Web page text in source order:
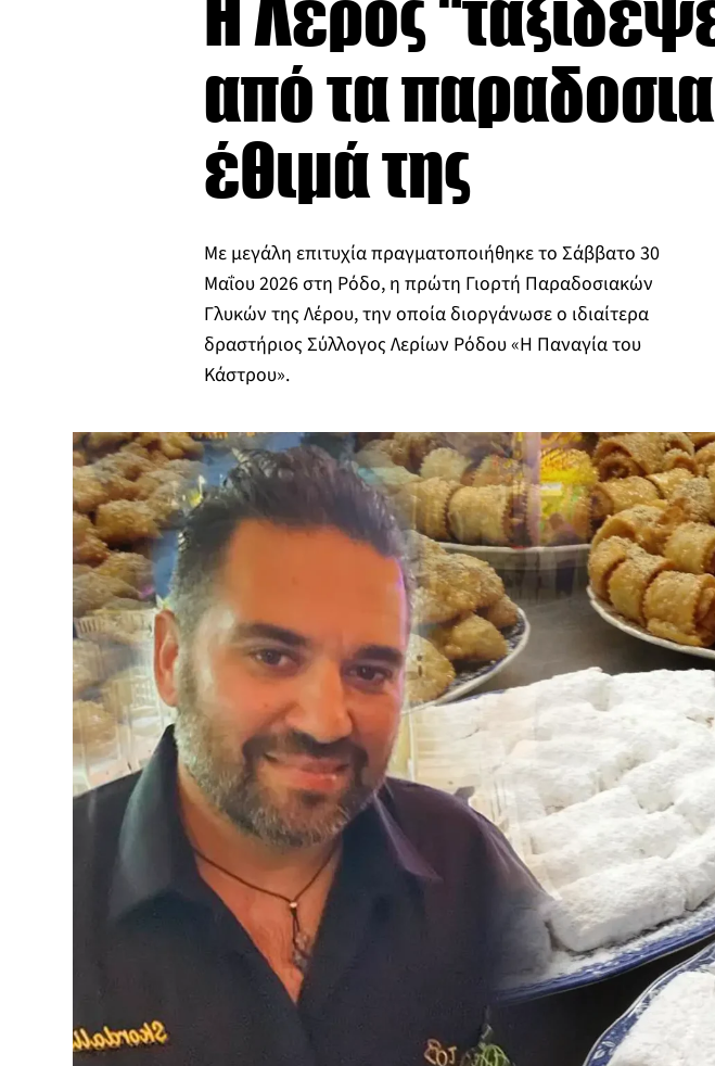
από τα
έθιμά της
Με μεγάλη επιτυχία πραγματοποιήθηκε το Σάββατο 30
Μαΐου 2026 στη Ρόδο, η πρώτη Γιορτή Παραδοσιακών
Γλυκών της Λέρου, την οποία διοργάνωσε ο ιδιαίτερα
δραστήριος Σύλλογος Λερίων Ρόδου «Η Παναγία του
Κάστρου».